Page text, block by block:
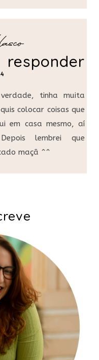
responder
verdade, tinha muita
colocar coisas que
em casa mesmo, aí
lembrei que
maçã ^^